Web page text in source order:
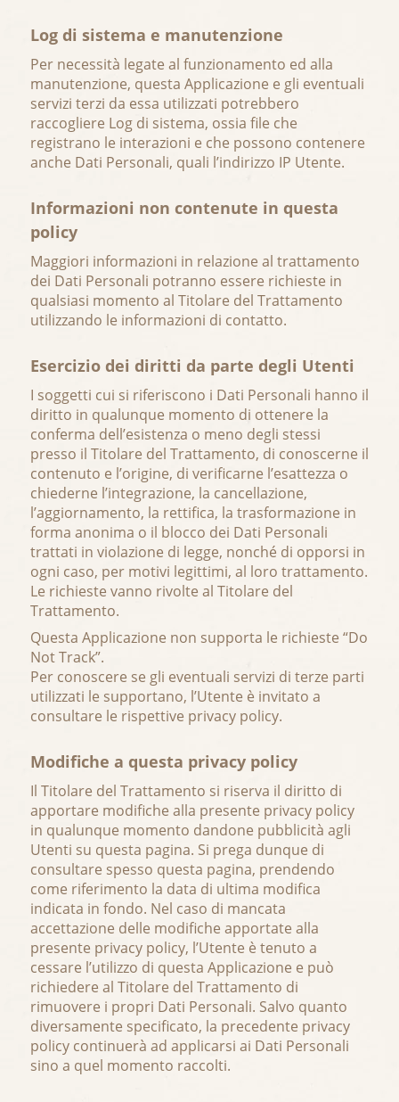
Log di sistema e manutenzione
Per necessità legate al funzionamento ed alla
manutenzione, questa Applicazione e gli eventuali
servizi terzi da essa utilizzati potrebbero
raccogliere Log di sistema, ossia file che
registrano le interazioni e che possono contenere
anche Dati Personali, quali l’indirizzo IP Utente.
Informazioni non contenute in questa
policy
Maggiori informazioni in relazione al trattamento
dei Dati Personali potranno essere richieste in
qualsiasi momento al Titolare del Trattamento
utilizzando le informazioni di contatto.
Esercizio dei diritti da parte degli Utenti
I soggetti cui si riferiscono i Dati Personali hanno il
diritto in qualunque momento di ottenere la
conferma dell’esistenza o meno degli stessi
presso il Titolare del Trattamento, di conoscerne il
contenuto e l’origine, di verificarne l’esattezza o
chiederne l’integrazione, la cancellazione,
l’aggiornamento, la rettifica, la trasformazione in
forma anonima o il blocco dei Dati Personali
trattati in violazione di legge, nonché di opporsi in
ogni caso, per motivi legittimi, al loro trattamento.
Le richieste vanno rivolte al Titolare del
Trattamento.
Questa Applicazione non supporta le richieste “Do
Not Track”.
Per conoscere se gli eventuali servizi di terze parti
utilizzati le supportano, l’Utente è invitato a
consultare le rispettive privacy policy.
Modifiche a questa privacy policy
Il Titolare del Trattamento si riserva il diritto di
apportare modifiche alla presente privacy policy
in qualunque momento dandone pubblicità agli
Utenti su questa pagina. Si prega dunque di
consultare spesso questa pagina, prendendo
come riferimento la data di ultima modifica
indicata in fondo. Nel caso di mancata
accettazione delle modifiche apportate alla
presente privacy policy, l’Utente è tenuto a
cessare l’utilizzo di questa Applicazione e può
richiedere al Titolare del Trattamento di
rimuovere i propri Dati Personali. Salvo quanto
diversamente specificato, la precedente privacy
policy continuerà ad applicarsi ai Dati Personali
sino a quel momento raccolti.